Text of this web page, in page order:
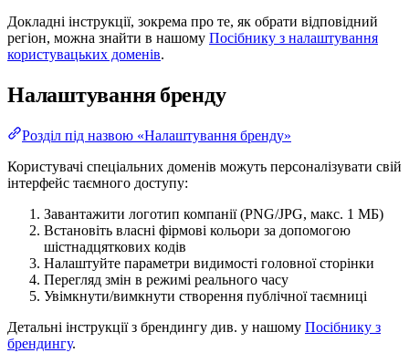
Докладні інструкції, зокрема про те, як обрати відповідний
регіон, можна знайти в нашому Посібнику з налаштування
користувацьких доменів.
Налаштування бренду
Розділ під назвою «Налаштування бренду»
Користувачі спеціальних доменів можуть персоналізувати свій
інтерфейс таємного доступу:
Завантажити логотип компанії (PNG/JPG, макс. 1 МБ)
Встановіть власні фірмові кольори за допомогою
шістнадцяткових кодів
Налаштуйте параметри видимості головної сторінки
Перегляд змін в режимі реального часу
Увімкнути/вимкнути створення публічної таємниці
Детальні інструкції з брендингу див. у нашому Посібнику з
брендингу.